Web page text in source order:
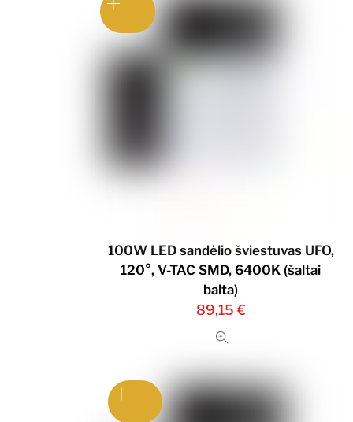
100W LED sandėlio šviestuvas UFO,
120°, V-TAC SMD, 6400K (šaltai
balta)
89,15 €